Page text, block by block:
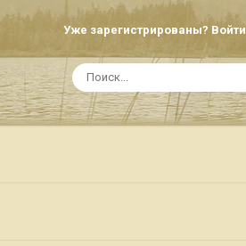
Уже зарегистрированы? Войти